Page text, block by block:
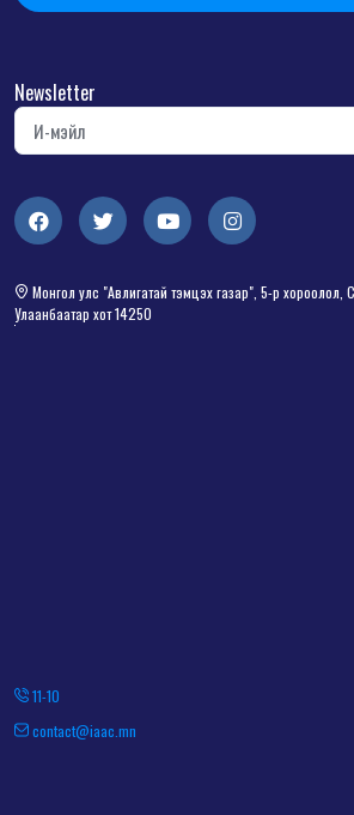
Newsletter
Монгол улс "Авлигатай тэмцэх газар", 5-р хороолол,
Улаанбаатар хот 14250
11-10
contact@iaac.mn